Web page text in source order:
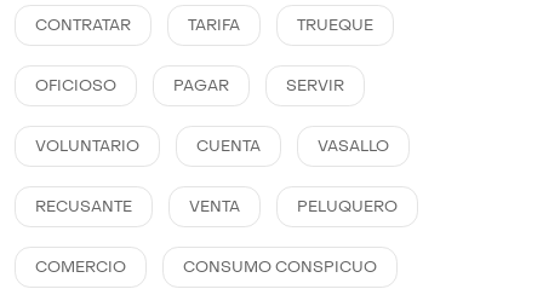
CONTRATAR TARIFA TRUEQUE
OFICIOSO PAGAR SERVIR
VOLUNTARIO CUENTA VASALLO
RECUSANTE VENTA PELUQUERO
COMERCIO CONSUMO CONSPICUO